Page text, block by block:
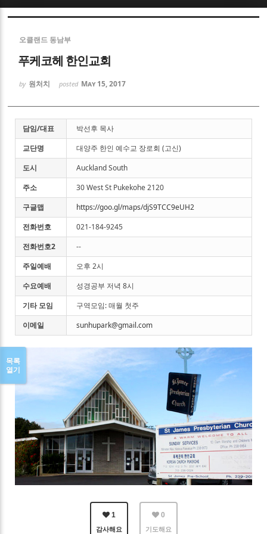
오클랜드 동남부
푸케코헤 한인교회
by 원처치 posted May 15, 2017
담임/대표
박선후 목사
교단명
대양주 한인 예수교 장로회 (고신)
도시
Auckland South
주소
30 West St Pukekohe 2120
구글맵
https://goo.gl/maps/djS9TCC9eUH2
전화번호
021-184-9245
전화번호2
--
주일예배
오후 2시
수요예배
성경공부 저녁 8시
기타 모임
구역모임: 매월 첫주
이메일
sunhupark@gmail.com
1
감사해요
0
기도해요
목록
열기
Sketchbook5, 스케치북5
Sketchbook5, 스케치북5